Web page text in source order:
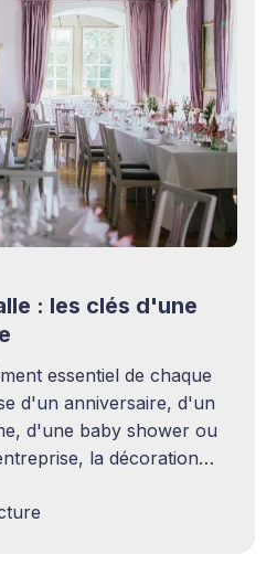
: les clés d'une
essentiel de chaque
d'une baby shower ou
la décoration